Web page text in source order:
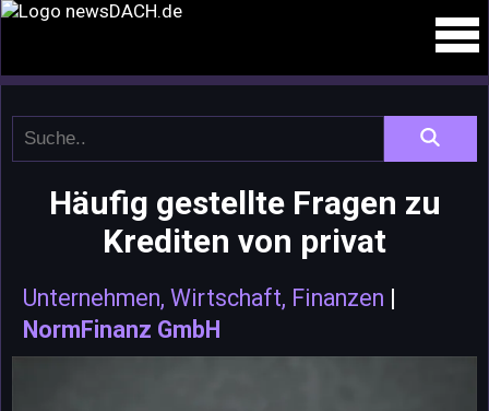
Häufig gestellte Fragen zu
Krediten von privat
Unternehmen, Wirtschaft, Finanzen |
NormFinanz GmbH